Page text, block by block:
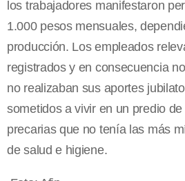
los trabajadores manifestaron
1.000 pesos mensuales,
producción. Los empleados
registrados y en consecuencia
no realizaban sus aportes
sometidos a vivir en un predio
precarias que no tenía las más
de salud e higiene.